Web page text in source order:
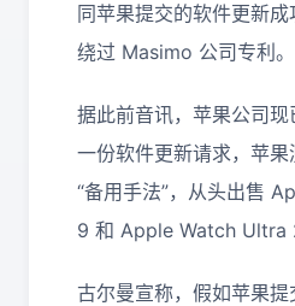
同苹果提交的软件更新
绕过 Masimo 公司专利。
据此前音讯，苹果公司
一份软件更新请求，苹
“备用手法”，从头出售
9 和 Apple Watch Ultra
古尔曼宣称，假如苹果